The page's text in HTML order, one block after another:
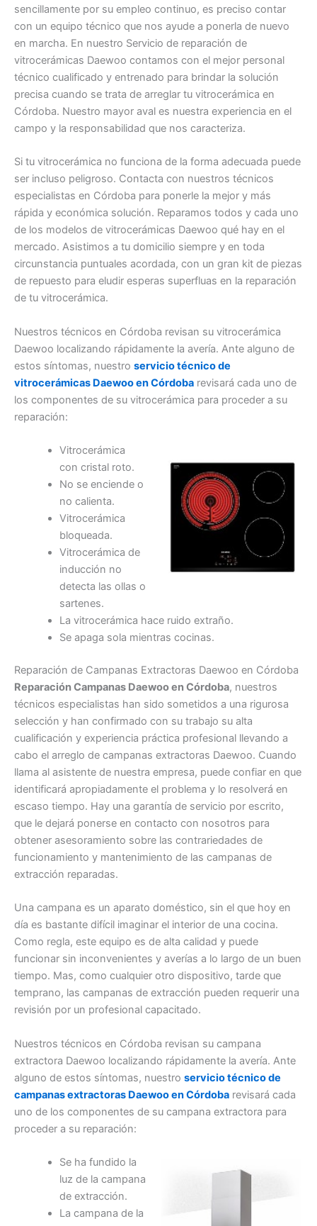
sencillamente por su empleo continuo, es preciso contar
con un equipo técnico que nos ayude a ponerla de nuevo
en marcha. En nuestro Servicio de reparación de
vitrocerámicas Daewoo contamos con el mejor personal
técnico cualificado y entrenado para brindar la solución
precisa cuando se trata de arreglar tu vitrocerámica en
Córdoba. Nuestro mayor aval es nuestra experiencia en el
campo y la responsabilidad que nos caracteriza.
Si tu vitrocerámica no funciona de la forma adecuada puede
ser incluso peligroso. Contacta con nuestros técnicos
especialistas en Córdoba para ponerle la mejor y más
rápida y económica solución. Reparamos todos y cada uno
de los modelos de vitrocerámicas Daewoo qué hay en el
mercado. Asistimos a tu domicilio siempre y en toda
circunstancia puntuales acordada, con un gran kit de piezas
de repuesto para eludir esperas superfluas en la reparación
de tu vitrocerámica.
Nuestros técnicos en Córdoba revisan su vitrocerámica
Daewoo localizando rápidamente la avería. Ante alguno de
estos síntomas, nuestro servicio técnico de
vitrocerámicas Daewoo en Córdoba revisará cada uno de
los componentes de su vitrocerámica para proceder a su
reparación:
Vitrocerámica
con cristal roto.
No se enciende o
no calienta.
Vitrocerámica
bloqueada.
Vitrocerámica de
inducción no
detecta las ollas o
sartenes.
La vitrocerámica hace ruido extraño.
Se apaga sola mientras cocinas.
Reparación de Campanas Extractoras Daewoo en Córdoba
Reparación Campanas Daewoo en Córdoba, nuestros
técnicos especialistas han sido sometidos a una rigurosa
selección y han confirmado con su trabajo su alta
cualificación y experiencia práctica profesional llevando a
cabo el arreglo de campanas extractoras Daewoo. Cuando
llama al asistente de nuestra empresa, puede confiar en que
identificará apropiadamente el problema y lo resolverá en
escaso tiempo. Hay una garantía de servicio por escrito,
que le dejará ponerse en contacto con nosotros para
obtener asesoramiento sobre las contrariedades de
funcionamiento y mantenimiento de las campanas de
extracción reparadas.
Una campana es un aparato doméstico, sin el que hoy en
día es bastante difícil imaginar el interior de una cocina.
Como regla, este equipo es de alta calidad y puede
funcionar sin inconvenientes y averías a lo largo de un buen
tiempo. Mas, como cualquier otro dispositivo, tarde que
temprano, las campanas de extracción pueden requerir una
revisión por un profesional capacitado.
Nuestros técnicos en Córdoba revisan su campana
extractora Daewoo localizando rápidamente la avería. Ante
alguno de estos síntomas, nuestro servicio técnico de
campanas extractoras Daewoo en Córdoba revisará cada
uno de los componentes de su campana extractora para
proceder a su reparación:
Se ha fundido la
luz de la campana
de extracción.
La campana de la